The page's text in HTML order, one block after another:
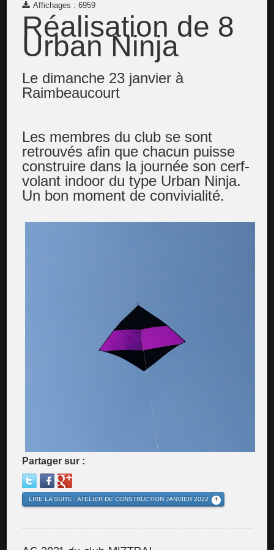
Affichages : 6959
Réalisation de 8
Urban Ninja
Le dimanche 23 janvier à
Raimbeaucourt
Les membres du club se sont
retrouvés afin que chacun puisse
construire dans la journée son cerf-
volant indoor du type Urban Ninja.
Un bon moment de convivialité.
Partager sur :
LIRE LA SUITE : ATELIER DE CONSTRUCTION JANVIER 2022